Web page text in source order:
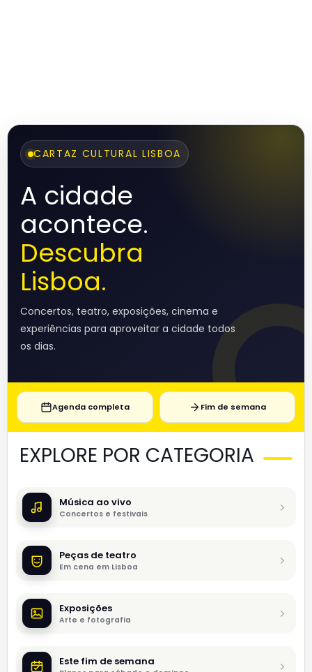
CARTAZ CULTURAL LISBOA
A cidade
acontece.
Descubra
Lisboa.
Concertos, teatro, exposições, cinema e
experiências para aproveitar a cidade todos
os dias.
Agenda completa Fim de semana
EXPLORE POR CATEGORIA
Música ao vivo
Concertos e festivais
Peças de teatro
Em cena em Lisboa
Exposições
Arte e fotografia
Este fim de semana